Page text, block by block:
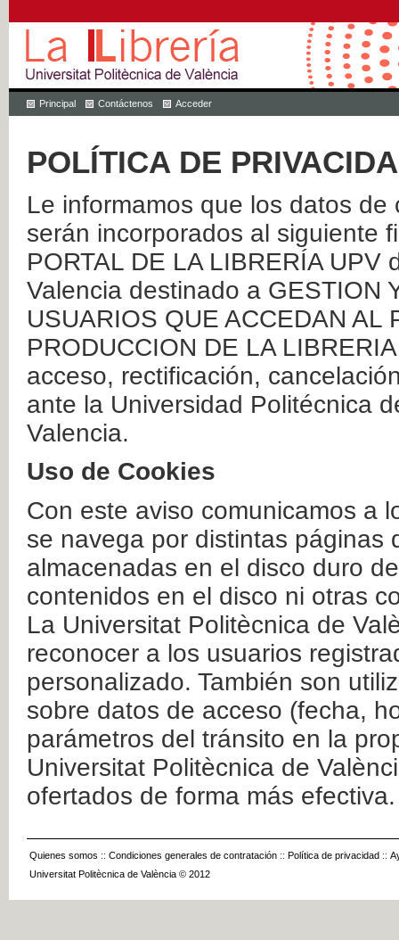
Principal Contáctenos Acceder
POLÍTICA DE
Le informamos que los datos
serán incorporados al siguiente
PORTAL DE LA LIBRERÍA
Valencia destinado a GESTION
USUARIOS QUE ACCEDAN AL
PRODUCCION DE LA
acceso, rectificación,
ante la Universidad Politécnica
Valencia.
Uso de Cookies
Con este aviso comunicamos a
se navega por distintas páginas
almacenadas en el disco duro
contenidos en el disco ni otras
La Universitat Politècnica de
reconocer a los usuarios
personalizado. También son
sobre datos de acceso (fecha,
parámetros del tránsito en la
Universitat Politècnica de
ofertados de forma más efectiva.
Quienes somos :: Condiciones generales de contratación :: Política de privacidad ::
Universitat Politècnica de València © 2012